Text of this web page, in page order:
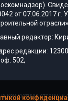
от 07.06.2017 г.
отрасли».
редактор:
редакции:
оф. 502,